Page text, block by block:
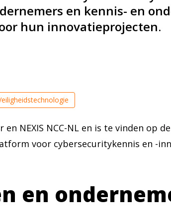
en kennis- en
hun innovatieprojecten.
NEXIS NCC-NL en is te vinden op de
voor cybersecuritykennis en -
en